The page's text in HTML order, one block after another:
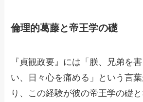
倫理的葛藤と帝王学の礎
『貞観政要』には「朕、兄弟を
い、日々心を痛める」という言
り、この経験が彼の帝王学の礎